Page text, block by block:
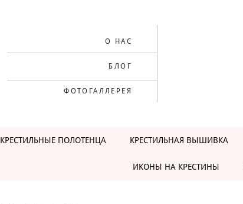
О НАС
БЛОГ
ФОТОГАЛЛЕРЕЯ
КРЕСТИЛЬНЫЕ ПОЛОТЕНЦА КРЕСТИЛЬНАЯ ВЫШИВКА
ИКОНЫ НА КРЕСТИНЫ